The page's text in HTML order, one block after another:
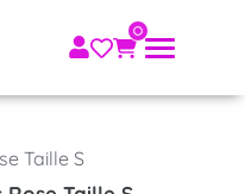
Taille S